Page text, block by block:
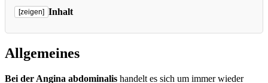
[zeigen] Inhalt
Allgemeines
Bei der Angina abdominalis handelt es sich um immer wieder